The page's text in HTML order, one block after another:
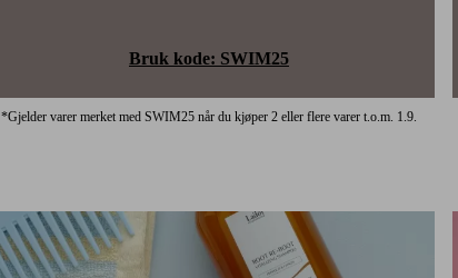
Bruk kode: SWIM25
*Gjelder varer merket med SWIM25 når du kjøper 2 eller flere varer t.o.m. 1.9.